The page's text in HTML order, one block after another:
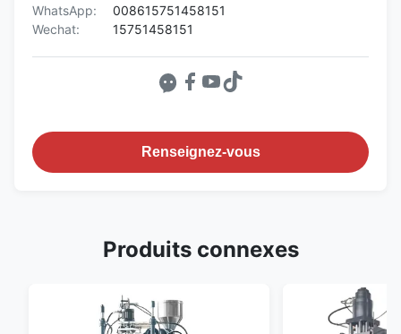
WhatsApp:
008615751458151
Wechat:
15751458151
Renseignez-vous
Produits connexes